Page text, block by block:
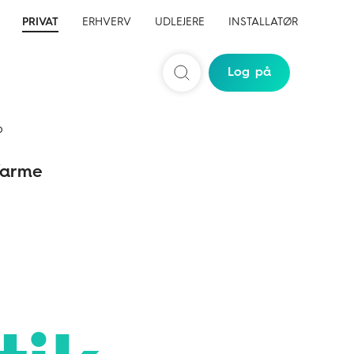
PRIVAT ERHVERV UDLEJERE INSTALLATØR
Søg Log på